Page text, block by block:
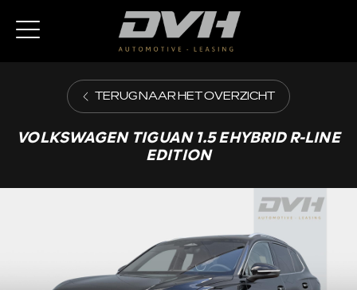
TERUG NAAR HET OVERZICHT
VOLKSWAGEN TIGUAN 1.5 EHYBRID R-LINE
EDITION